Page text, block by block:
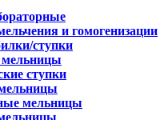
и гомогенизации
ступки
ступки
мельницы